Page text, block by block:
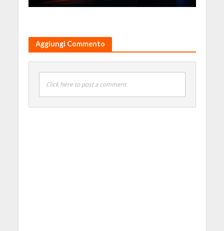
Aggiungi Commento
Click here to post a comment